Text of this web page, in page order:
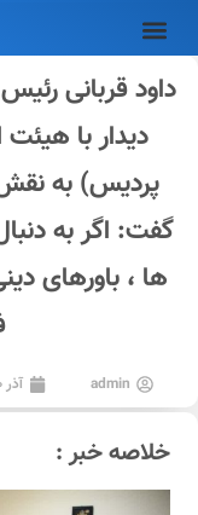
داود قربانی
دیدار با
پردیس) به
گفت: اگر به
ها ، باورهای
admin آذر ۳۰, ۱۴۰۲
خلاصه خبر :